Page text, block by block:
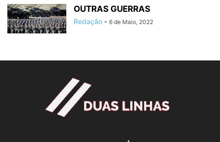
OUTRAS GUERRAS
Redação - 6 de Maio, 2022